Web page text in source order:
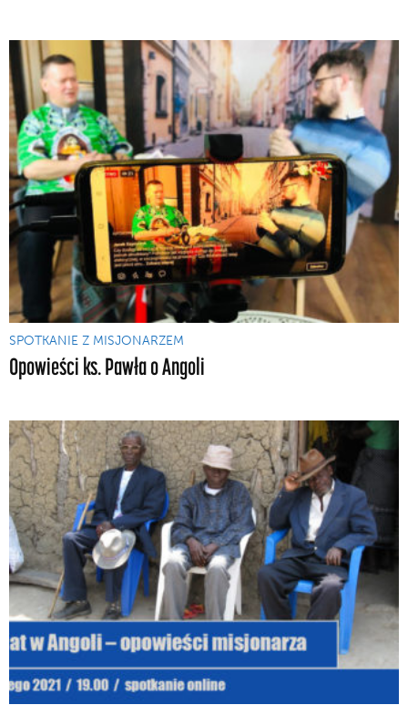
SPOTKANIE Z MISJONARZEM
Opowieści ks. Pawła o Angoli